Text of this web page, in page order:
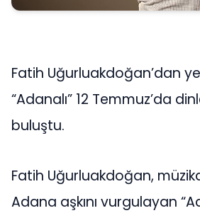
Fatih Uğurluakdoğan’dan
“Adanalı” 12 Temmuz’da
buluştu.
Fatih Uğurluakdoğan,
Adana aşkını vurgulayan